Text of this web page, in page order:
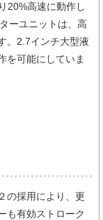
20%高速に動作し
ーユニットは、高
。2.7インチ大型液
を可能にしていま
の採用により、更
も有効ストローク